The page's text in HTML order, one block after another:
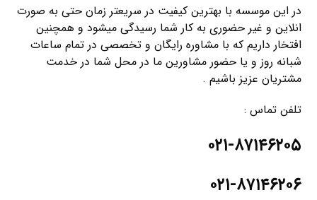
در این موسسه با بهترین کیفیت در سریعتر زمان حتی به صورت
انلاین و غیر حضوری به کار شما رسیدگی میشود و همچنین
افتخار داریم که با مشاوره رایگان و تخصصی در تمام ساعات
شبانه روز و یا حضور مشاورین ما در محل شما در خدمت
مشتریان عزیز باشیم .
تلفن تماس :
۰۲۱-۸۷۱۴۶۲۰۵
۰۲۱-۸۷۱۴۶۲۰۶